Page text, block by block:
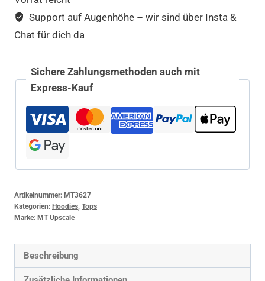
Support auf Augenhöhe – wir sind über Insta &
Chat für dich da
Sichere Zahlungsmethoden auch mit
Express-Kauf
Artikelnummer: MT3627
Kategorien: Hoodies Tops
Marke: MT Upscale
Beschreibung